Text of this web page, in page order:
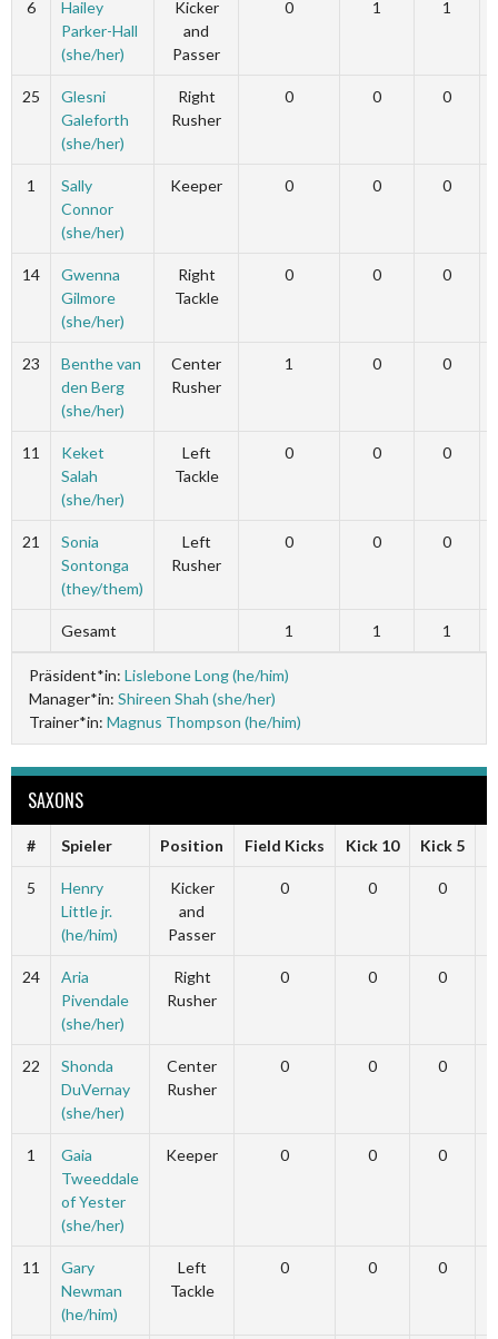
6
Hailey
Parker-Hall
(she/her)
Kicker
and
Passer
0 1 1
25
Glesni
Galeforth
(she/her)
Right
Rusher
0 0 0
1
Sally
Connor
(she/her)
Keeper 0 0 0
14
Gwenna
Gilmore
(she/her)
Right
Tackle
0 0 0
23
Benthe van
den Berg
(she/her)
Center
Rusher
1 0 0
11
Keket
Salah
(she/her)
Left
Tackle
0 0 0
21
Sonia
Sontonga
(they/them)
Left
Rusher
0 0 0
Gesamt 1 1 1
Präsident*in: Lislebone Long (he/him)
Manager*in: Shireen Shah (she/her)
Trainer*in: Magnus Thompson (he/him)
SAXONS
# Spieler Position Field Kicks Kick 10 Kick 5
5
Henry
Little jr.
(he/him)
Kicker
and
Passer
0 0 0
24
Aria
Pivendale
(she/her)
Right
Rusher
0 0 0
22
Shonda
DuVernay
(she/her)
Center
Rusher
0 0 0
1
Gaia
Tweeddale
of Yester
(she/her)
Keeper 0 0 0
11
Gary
Newman
(he/him)
Left
Tackle
0 0 0